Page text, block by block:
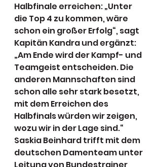
Halbfinale erreichen: „Unter
die Top 4 zu kommen, wäre
schon ein großer Erfolg“, sagt
Kapitän Kandra und ergänzt:
„Am Ende wird der Kampf- und
Teamgeist entscheiden. Die
anderen Mannschaften sind
schon alle sehr stark besetzt,
mit dem Erreichen des
Halbfinals würden wir zeigen,
wozu wir in der Lage sind.“
Saskia Beinhard trifft mit dem
deutschen Damenteam unter